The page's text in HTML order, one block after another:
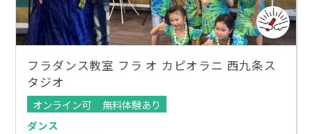
フラダンス教室 フラ オ カピオラニ 西九条ス
タジオ
オンライン可
無料体験あり
ダンス